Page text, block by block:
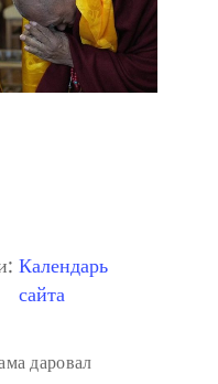
Календарь
сайта
даровал